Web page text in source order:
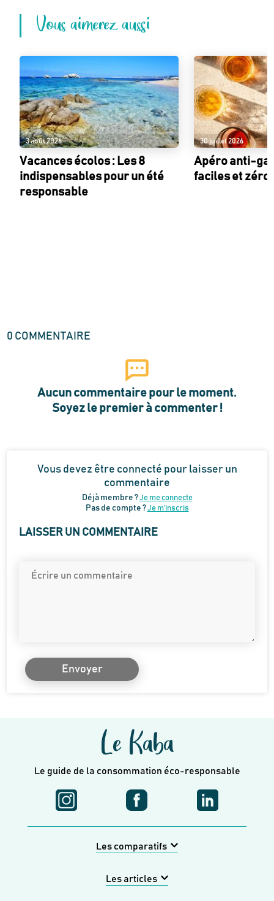
Vous aimerez aussi
3 août 2026
Vacances écolos : Les 8
indispensables pour un été
responsable
30 juillet 2026
Apéro anti-
faciles et zéro
0 COMMENTAIRE
Aucun commentaire pour le moment.
Soyez le premier à commenter !
Vous devez être connecté pour laisser un
commentaire
Déjà membre ?Je me connecte
Pas de compte ?Je m’inscris
LAISSER UN COMMENTAIRE
Envoyer
Le Kaba
Le guide de la consommation éco-responsable
Les comparatifs
Les articles